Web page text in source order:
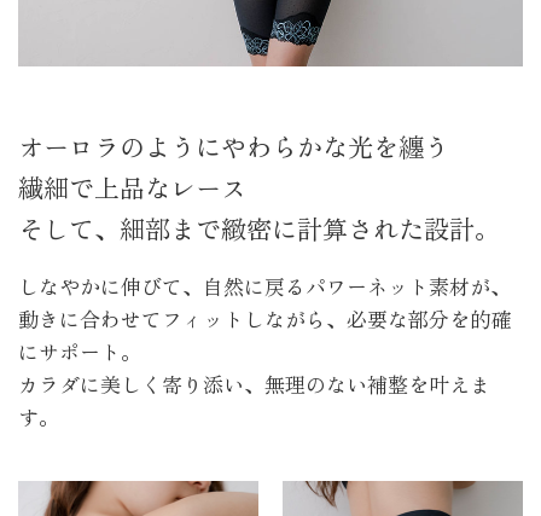
オーロラのようにやわらかな光を纏う
繊細で上品なレース
そして、細部まで緻密に計算された設計。
しなやかに伸びて、自然に戻るパワーネット素材が、
動きに合わせてフィットしながら、必要な部分を的確
にサポート。
カラダに美しく寄り添い、無理のない補整を叶えま
す。